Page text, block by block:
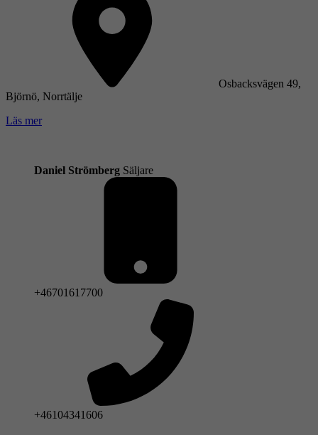
Osbacksvägen 49,
Björnö, Norrtälje
Läs mer
Daniel Strömberg Säljare
+46701617700
+46104341606